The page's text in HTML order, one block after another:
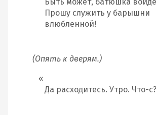
Быть может, батюшка
Прошу служить у барышни
влюбленной!
(Опять к дверям.)
Да расходитесь. Утро. Что-с?